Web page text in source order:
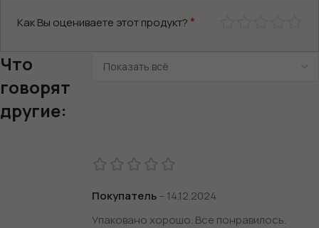
Как Вы оцениваете этот продукт? *
Что
говорят
другие:
Покупатель– 14.12.2024
Упаковано хорошо. Все понравилось.